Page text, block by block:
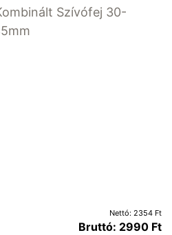
Szívófej 30-
Nettó: 2354 Ft
Bruttó: 2990 Ft